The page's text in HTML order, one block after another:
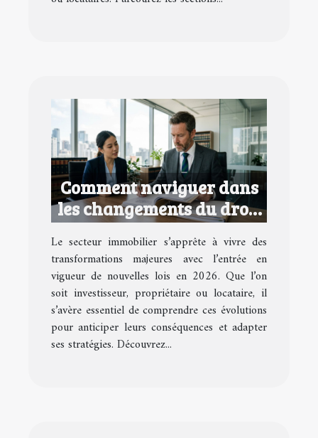
Comment naviguer dans
les changements du droit
immobilier en 2026 ?
Le secteur immobilier s’apprête à vivre des
transformations majeures avec l’entrée en
vigueur de nouvelles lois en 2026. Que l’on
soit investisseur, propriétaire ou locataire, il
s’avère essentiel de comprendre ces évolutions
pour anticiper leurs conséquences et adapter
ses stratégies. Découvrez...